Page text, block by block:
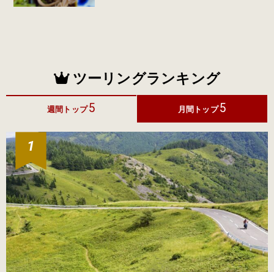
ツーリングランキング
週間トップ5 月間トップ 5